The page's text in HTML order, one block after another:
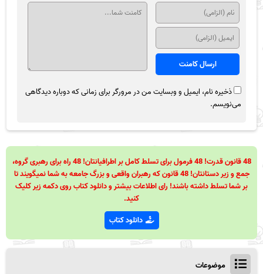
ذخیره نام، ایمیل و وبسایت من در مرورگر برای زمانی که دوباره دیدگاهی
می‌نویسم.
48 قانون قدرت! 48 فرمول برای تسلط کامل بر اطرافیانتان! 48 راه برای رهبری گروه،
جمع و زیر دستانتان! 48 قانون که رهبران واقعی و بزرگ جامعه به شما نمیگویند تا
بر شما تسلط داشته باشند! رای اطلاعات بیشتر و دانلود کتاب روی دکمه زیر کلیک
کنید.
دانلود کتاب
موضوعات